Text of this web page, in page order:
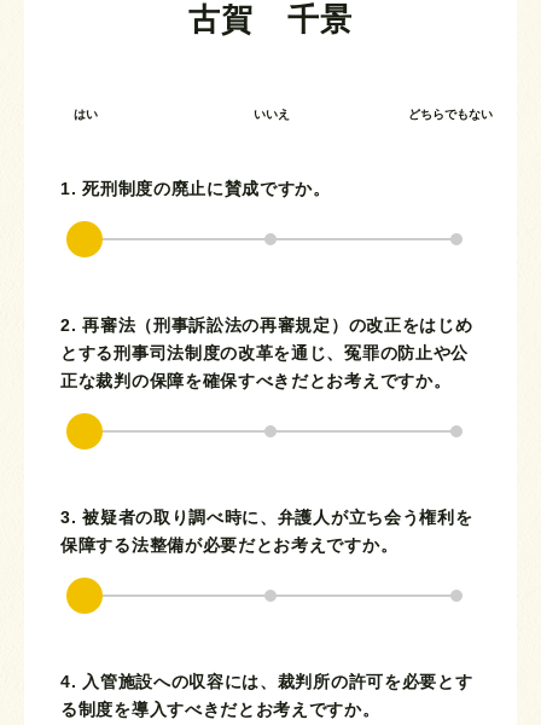
古賀 千景
はい いいえ どちらでもない
1. 死刑制度の廃止に賛成ですか。
2. 再審法（刑事訴訟法の再審規定）の改正をはじめ
とする刑事司法制度の改革を通じ、冤罪の防止や公
正な裁判の保障を確保すべきだとお考えですか。
3. 被疑者の取り調べ時に、弁護人が立ち会う権利を
保障する法整備が必要だとお考えですか。
4. 入管施設への収容には、裁判所の許可を必要とす
る制度を導入すべきだとお考えですか。